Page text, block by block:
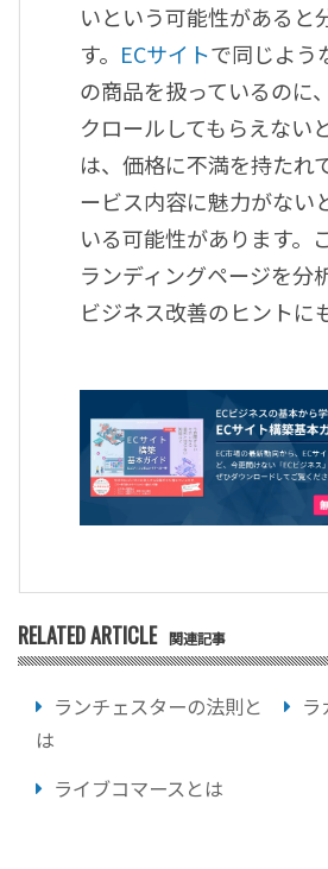
いという可能性があると
す。 ECサイトで同じよう
の商品を扱っているのに
クロールしてもらえない
は、価格に不満を持たれ
ービス内容に魅力がない
いる可能性があります。
ランディングページを分
ビジネス改善のヒントに
RELATED ARTICLE 関連記事
ランチェスターの法則と
は
ラ
ライブコマースとは